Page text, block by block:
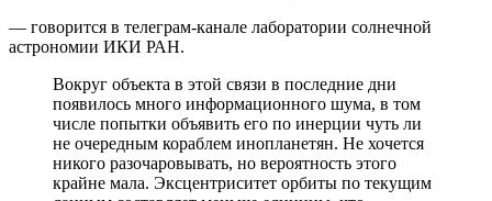
— говорится в телеграм-канале лаборатории солнечной
астрономии ИКИ РАН.
Вокруг объекта в этой связи в последние дни
появилось много информационного шума, в том
числе попытки объявить его по инерции чуть ли
не очередным кораблем инопланетян. Не хочется
никого разочаровывать, но вероятность этого
крайне мала. Эксцентриситет орбиты по текущим